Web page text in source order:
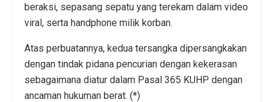
beraksi, sepasang sepatu yang terekam dalam video
viral, serta handphone milik korban.
Atas perbuatannya, kedua tersangka dipersangkakan
dengan tindak pidana pencurian dengan kekerasan
sebagaimana diatur dalam Pasal 365 KUHP dengan
ancaman hukuman berat. (*)